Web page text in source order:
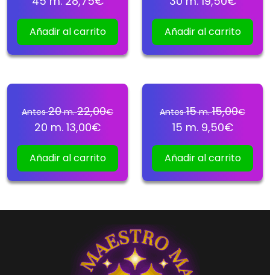
Añadir al carrito Añadir al carrito
Antes20m.22,00€
20 m. 13,00€
Añadir al carrito
Antes15m.15,00€
15 m. 9,50€
Añadir al carrito